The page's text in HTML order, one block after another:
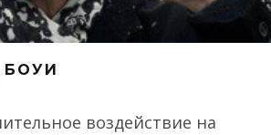
воздействие на